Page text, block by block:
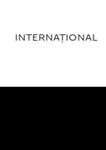
INTERNAŢIONAL